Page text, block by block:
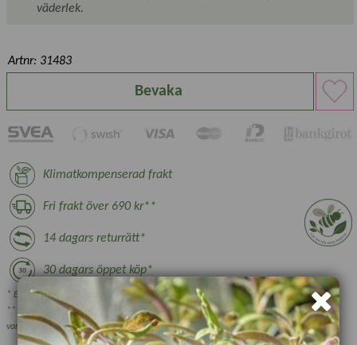
väderlek.
Artnr: 31483
Bevaka
Klimatkompenserad frakt
Fri frakt över 690 kr**
14 dagars returrätt*
30 dagars öppet köp*
* Ej växter, nyttodjur och beställningsvara, se villkor.
** Gäller ej växthus, plantskoleväxter och vissa övriga skrymmande
varor.